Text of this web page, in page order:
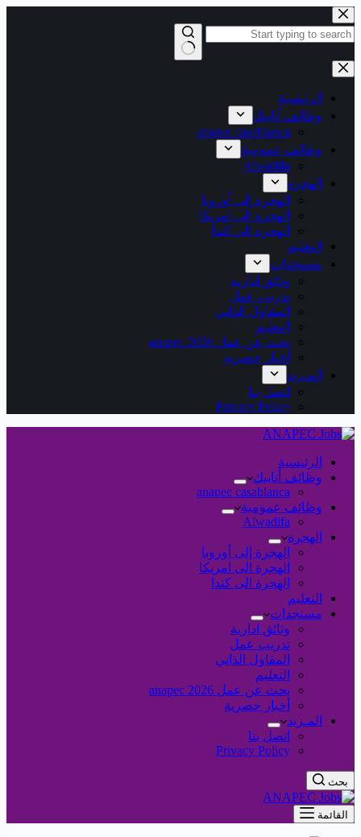
التجاوز
إلى
المحتوى
نتائج
الرئيسية
وظائف أنابيك
anapec casablanca
وظائف عمومية
Alwadifa
الهجرة
الهجرة إلى أوروبا
الهجرة الى امريكا
الهجرة الى كندا
التعليم
مستجدات
وثائق ادارية
تدريب عمل
المقاول الذاتي
التعليم
بحث عن عمل 2026 anapec
أخبار حصرية
المـزيد
اتصل بنا
Privacy Policy
الرئيسية
وظائف أنابيك
anapec casablanca
وظائف عمومية
Alwadifa
الهجرة
الهجرة إلى أوروبا
الهجرة الى امريكا
الهجرة الى كندا
التعليم
مستجدات
وثائق ادارية
تدريب عمل
المقاول الذاتي
التعليم
بحث عن عمل 2026 anapec
أخبار حصرية
المـزيد
اتصل بنا
Privacy Policy
بحث
القائمة